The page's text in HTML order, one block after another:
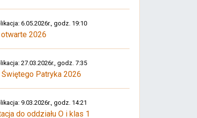
6.05.2026r., godz. 19:10
2026
27.03.2026r., godz. 7:35
Patryka 2026
9.03.2026r., godz. 14:21
do oddziału O i klas 1